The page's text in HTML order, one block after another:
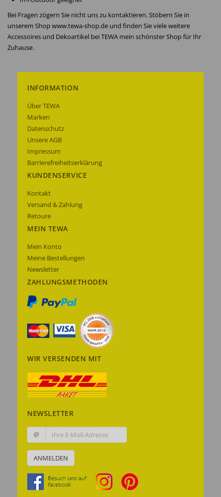
Bei Fragen zögern Sie nicht uns zu kontaktieren. Stöbern Sie in
unserem Shop www.tewa-shop.de und finden Sie viele weitere
Accessoires und Dekoartikel bei TEWA mein schönster Shop für Ihr
Zuhause.
INFORMATION
Über TEWA
Marken
Datenschutz
Unsere AGB
Impressum
Barrierefreiheitserklärung
KUNDENSERVICE
Kontakt
Versand & Zahlung
Retoure
MEIN TEWA
Mein Konto
Meine Bestellungen
Newsletter
ZAHLUNGSMETHODEN
WIR VERSENDEN MIT
NEWSLETTER
@
ANMELDEN